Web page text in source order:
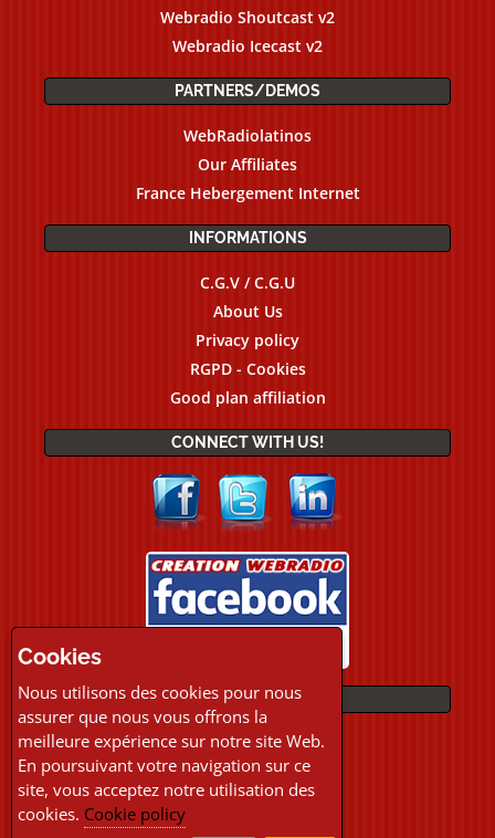
Webradio Shoutcast v2
Webradio Icecast v2
PARTNERS/DEMOS
WebRadiolatinos
Our Affiliates
France Hebergement Internet
INFORMATIONS
C.G.V / C.G.U
About Us
Privacy policy
RGPD - Cookies
Good plan affiliation
CONNECT WITH US!
PAYMENTS
Cookies
Nous utilisons des cookies pour nous
assurer que nous vous offrons la
meilleure expérience sur notre site Web.
En poursuivant votre navigation sur ce
site, vous acceptez notre utilisation des
cookies. Cookie policy